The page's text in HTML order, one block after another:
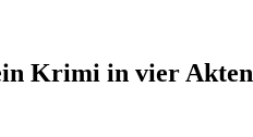
Krimi in vier Akten